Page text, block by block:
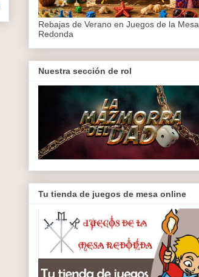
Rebajas de Verano en Juegos de la Mesa
Redonda
Nuestra sección de rol
Tu tienda de juegos de mesa online